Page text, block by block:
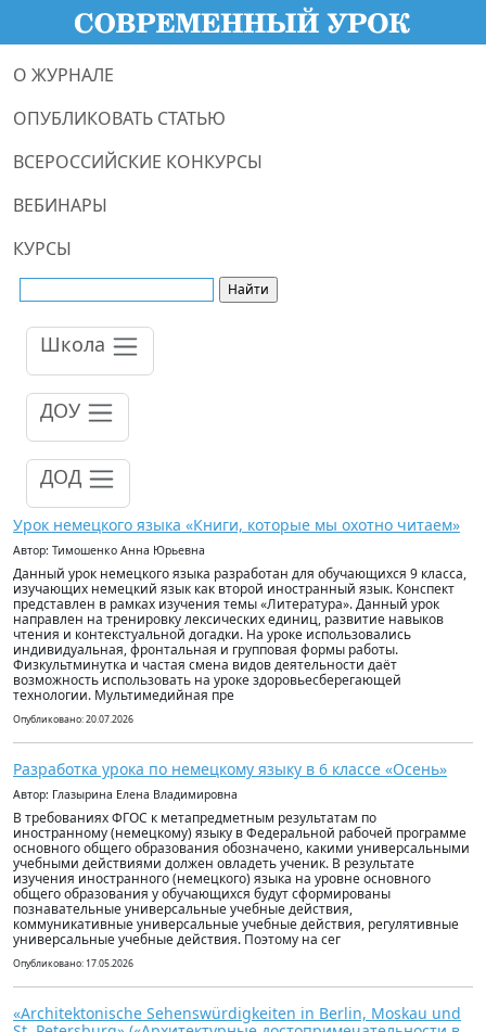
О ЖУРНАЛЕ
ОПУБЛИКОВАТЬ СТАТЬЮ
ВСЕРОССИЙСКИЕ КОНКУРСЫ
ВЕБИНАРЫ
КУРСЫ
Школа
ДОУ
ДОД
Урок немецкого языка «Книги, которые мы охотно читаем»
Автор: Тимошенко Анна Юрьевна
Данный урок немецкого языка разработан для обучающихся 9 класса,
изучающих немецкий язык как второй иностранный язык. Конспект
представлен в рамках изучения темы «Литература». Данный урок
направлен на тренировку лексических единиц, развитие навыков
чтения и контекстуальной догадки. На уроке использовались
индивидуальная, фронтальная и групповая формы работы.
Физкультминутка и частая смена видов деятельности даёт
возможность использовать на уроке здоровьесберегающей
технологии. Мультимедийная пре
Опубликовано: 20.07.2026
Разработка урока по немецкому языку в 6 классе «Осень»
Автор: Глазырина Елена Владимировна
В требованиях ФГОС к метапредметным результатам по
иностранному (немецкому) языку в Федеральной рабочей программе
основного общего образования обозначено, какими универсальными
учебными действиями должен овладеть ученик. В результате
изучения иностранного (немецкого) языка на уровне основного
общего образования у обучающихся будут сформированы
познавательные универсальные учебные действия,
коммуникативные универсальные учебные действия, регулятивные
универсальные учебные действия. Поэтому на сег
Опубликовано: 17.05.2026
«Architektonische Sehenswürdigkeiten in Berlin, Moskau und